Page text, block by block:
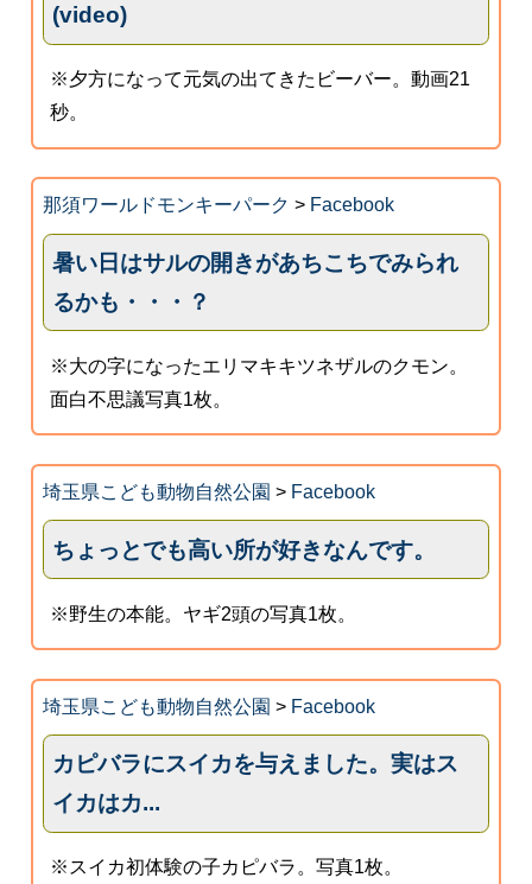
(video)
※夕方になって元気の出てきたビーバー。動画21
秒。
那須ワールドモンキーパーク > Facebook
暑い日はサルの開きがあちこちでみられ
るかも・・・？
※大の字になったエリマキキツネザルのクモン。
面白不思議写真1枚。
埼玉県こども動物自然公園 > Facebook
ちょっとでも高い所が好きなんです。
※野生の本能。ヤギ2頭の写真1枚。
埼玉県こども動物自然公園 > Facebook
カピバラにスイカを与えました。実はス
イカはカ...
※スイカ初体験の子カピバラ。写真1枚。